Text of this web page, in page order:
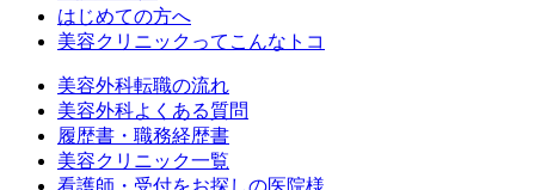
はじめての方へ
美容クリニックってこんなトコ
美容外科転職の流れ
美容外科よくある質問
履歴書・職務経歴書
美容クリニック一覧